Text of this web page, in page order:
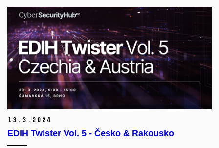
13. 3. 2024
EDIH Twister Vol. 5 - Česko & Rakousko